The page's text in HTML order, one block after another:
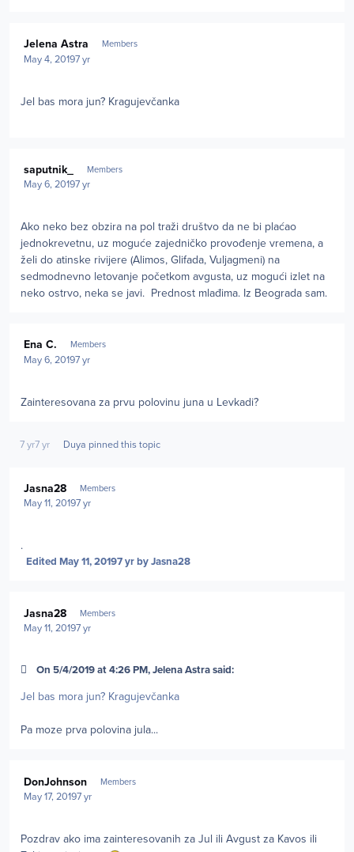
Jelena Astra Members
May 4, 20197 yr
Jel bas mora jun? Kragujevčanka
saputnik_ Members
May 6, 20197 yr
Ako neko bez obzira na pol traži društvo da ne bi plaćao
jednokrevetnu, uz moguće zajedničko provođenje vremena, a
želi do atinske rivijere (Alimos, Glifada, Vuljagmeni) na
sedmodnevno letovanje početkom avgusta, uz mogući izlet na
neko ostrvo, neka se javi. Prednost mlađima. Iz Beograda sam.
Ena C. Members
May 6, 20197 yr
Zainteresovana za prvu polovinu juna u Levkadi?
7 yr7 yr Duya pinned this topic
Jasna28 Members
May 11, 20197 yr
.
Edited May 11, 20197 yrby Jasna28
Jasna28 Members
May 11, 20197 yr
On 5/4/2019 at 4:26 PM, Jelena Astra said:
Jel bas mora jun? Kragujevčanka
Pa moze prva polovina jula...
DonJohnson Members
May 17, 20197 yr
Pozdrav ako ima zainteresovanih za Jul ili Avgust za Kavos ili